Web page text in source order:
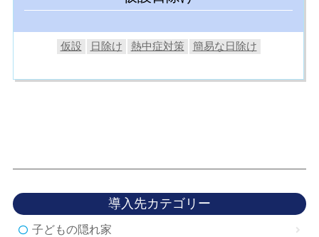
仮設 日除け 熱中症対策 簡易な日除け
導入先カテゴリー
子どもの隠れ家